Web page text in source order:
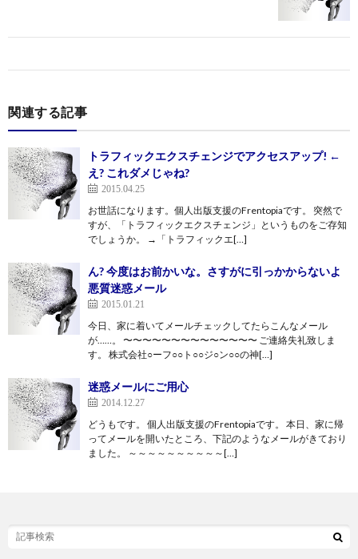
関連する記事
トラフィックエクスチェンジでアクセスアップ! ←
え? これダメじゃね?
2015.04.25
お世話になります。個人出版支援のFrentopiaです。 突然で
すが、「トラフィックエクスチェンジ」というものをご存知
でしょうか。 →「トラフィックエ[…]
ん? 今度はお前かいな。さすがに引っかからないよ
悪質迷惑メール
2015.01.21
今日、家に着いてメールチェックしてたらこんなメール
が……。 〜〜〜〜〜〜〜〜〜〜〜〜〜〜 ご連絡失礼致しま
す。 株式会社○ーフ○○ト○○ジ○ン○○の神[…]
迷惑メールにご用心
2014.12.27
どうもです。 個人出版支援のFrentopiaです。 本日、家に帰
ってメールを開いたところ、下記のようなメールがきており
ました。 ～～～～～～～～～～[…]